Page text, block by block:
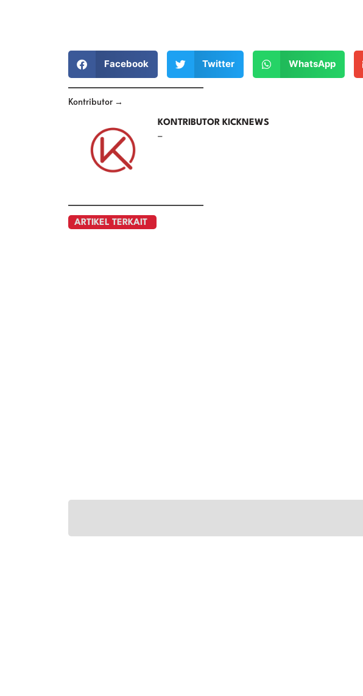
Facebook Twitter WhatsApp
Kontributor →
KONTRIBUTOR KICKNEWS
–
ARTIKEL TERKAIT